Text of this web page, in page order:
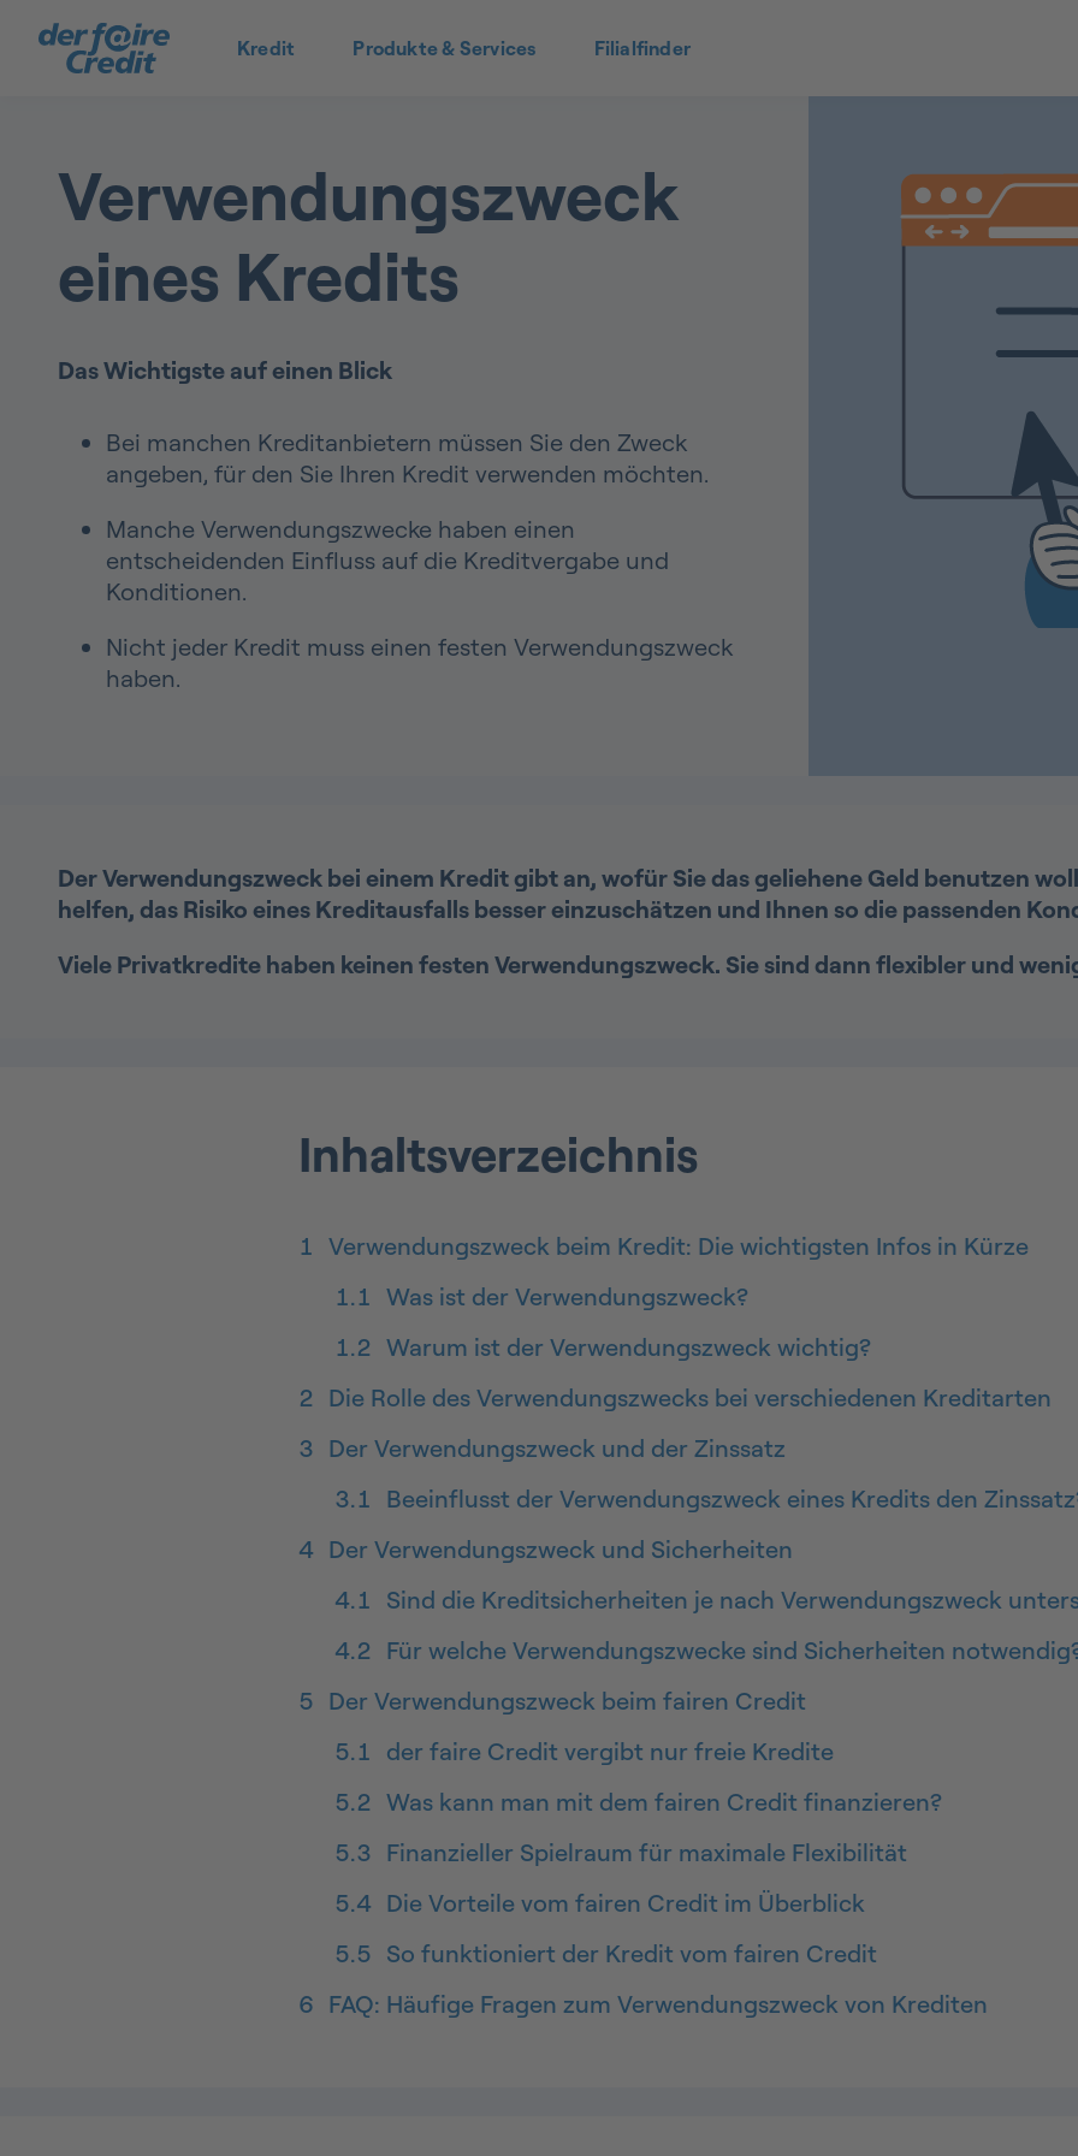
Kredit Produkte & Services Filialfinder
Verwendungszweck
eines Kredits
Das Wichtigste auf einen Blick
Bei manchen Kreditanbietern müssen Sie den Zweck
angeben, für den Sie Ihren Kredit verwenden möchten.
Manche Verwendungszwecke haben einen
entscheidenden Einfluss auf die Kreditvergabe und
Konditionen.
Nicht jeder Kredit muss einen festen Verwendungszweck
haben.
Der Verwendungszweck bei einem Kredit gibt an, wofür Sie das geliehene Geld benutzen
helfen, das Risiko eines Kreditausfalls besser einzuschätzen und Ihnen so die passenden
Viele Privatkredite haben keinen festen Verwendungszweck. Sie sind dann flexibler und
Inhaltsverzeichnis
1 Verwendungszweck beim Kredit: Die wichtigsten Infos in Kürze
1.1 Was ist der Verwendungszweck?
1.2 Warum ist der Verwendungszweck wichtig?
2 Die Rolle des Verwendungszwecks bei verschiedenen Kreditarten
3 Der Verwendungszweck und der Zinssatz
3.1 Beeinflusst der Verwendungszweck eines Kredits den
4 Der Verwendungszweck und Sicherheiten
4.1 Sind die Kreditsicherheiten je nach Verwendungszweck
4.2 Für welche Verwendungszwecke sind Sicherheiten
5 Der Verwendungszweck beim fairen Credit
5.1 der faire Credit vergibt nur freie Kredite
5.2 Was kann man mit dem fairen Credit finanzieren?
5.3 Finanzieller Spielraum für maximale Flexibilität
5.4 Die Vorteile vom fairen Credit im Überblick
5.5 So funktioniert der Kredit vom fairen Credit
6 FAQ: Häufige Fragen zum Verwendungszweck von Krediten